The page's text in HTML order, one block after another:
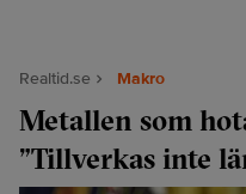
Realtid.se Makro
Metallen som
”Tillverkas inte